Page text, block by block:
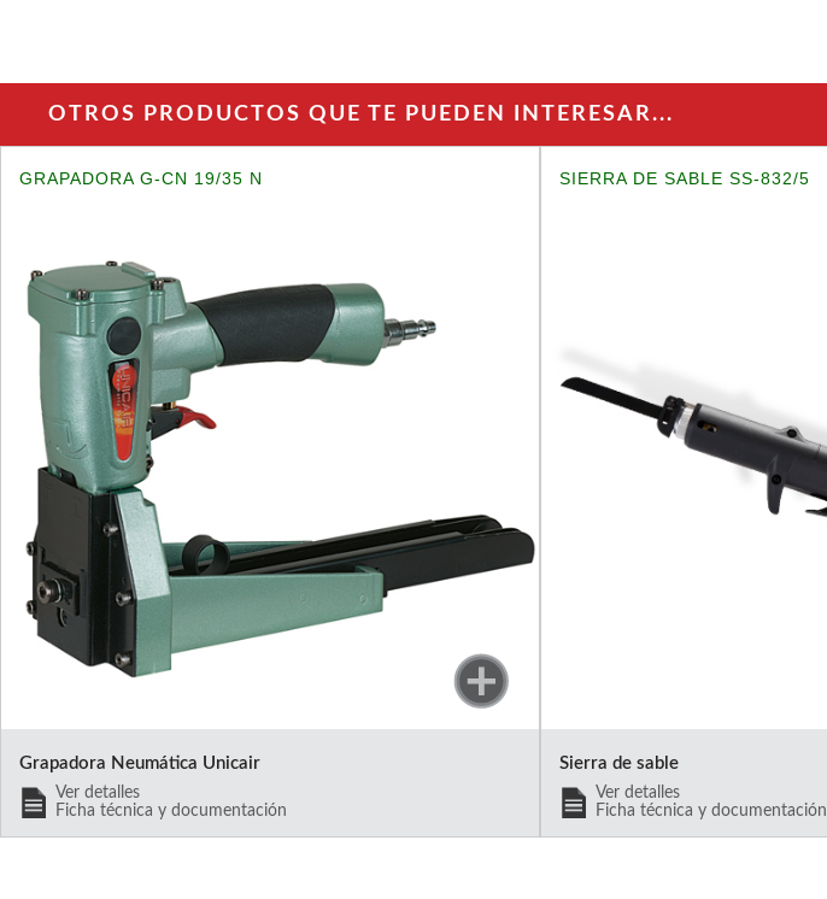
OTROS PRODUCTOS QUE TE PUEDEN INTERESAR...
GRAPADORA G-CN 19/35 N
Grapadora Neumática Unicair
Ver detalles
Ficha técnica y documentación
SIERRA DE SABLE SS-832/5
Sierra de sable
Ver detalles
Ficha técnica y documentación